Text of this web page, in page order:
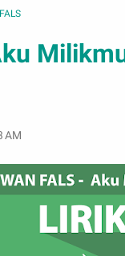
AM